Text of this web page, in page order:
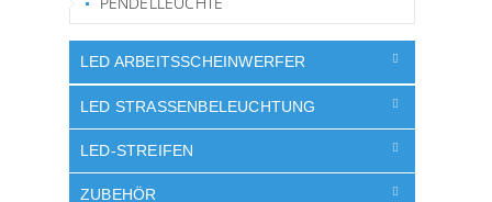
LED ARBEITSSCHEINWERFER
LED STRASSENBELEUCHTUNG
LED-STREIFEN
ZUBEHÖR